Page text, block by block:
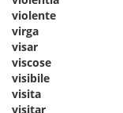
violente
virga
visar
viscose
visibile
visita
visitar